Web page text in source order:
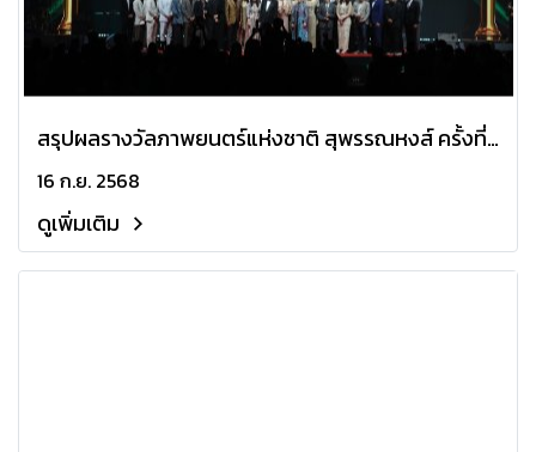
สรุปผลรางวัลภาพยนตร์แห่งชาติ สุพรรณหงส์ ครั้งที่
33
16 ก.ย. 2568
ดูเพิ่มเติม